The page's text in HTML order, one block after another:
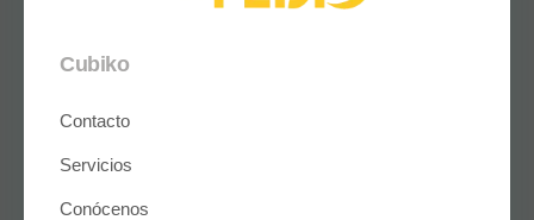
Cubiko
Contacto
Servicios
Conócenos